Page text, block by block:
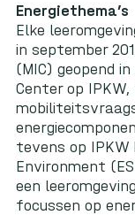
Energiethema’s
Elke
in september
(MIC) geopend
Centerop IPKW,
tevens op IPKW
Environment
een
focussen op